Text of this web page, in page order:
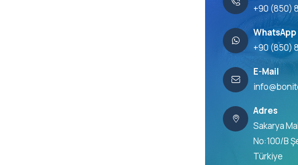
+90 (850)
WhatsApp
+90 (850)
E-Mail
Adres
Sakarya
No:100/B
Türkiye